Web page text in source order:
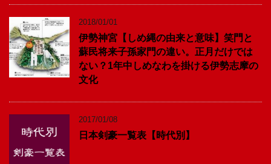
2018/01/01
伊勢神宮【しめ縄の由来と意味】笑門と
蘇民将来子孫家門の違い。正月だけでは
ない？1年中しめなわを掛ける伊勢志摩の
文化
2017/01/08
日本剣豪一覧表【時代別】